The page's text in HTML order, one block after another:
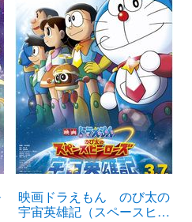
映画ドラえもん のび太の
宇宙英雄記（スペースヒー